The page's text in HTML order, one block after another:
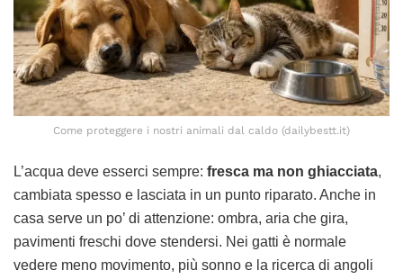
Come proteggere i nostri animali dal caldo (dailybestt.it)
L’acqua deve esserci sempre: fresca ma non ghiacciata,
cambiata spesso e lasciata in un punto riparato. Anche in
casa serve un po’ di attenzione: ombra, aria che gira,
pavimenti freschi dove stendersi. Nei gatti è normale
vedere meno movimento, più sonno e la ricerca di angoli